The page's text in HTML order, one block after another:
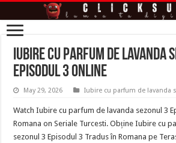
Iubire cu parfum de lavanda
episodul 3 online
May 29, 2026 Iubire cu parfum de lavanda
Watch Iubire cu parfum de lavanda sezonul 3
Romana on Seriale Turcesti. Obține Iubire cu
sezonul 3 Episodul 3 Tradus în Romana pe